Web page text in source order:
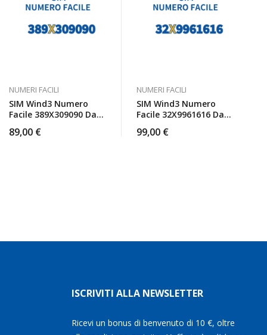
NUMERI FACILI
SIM Wind3 Numero
Facile 389X309090 Da
89,00 €
NUMERI FACILI
SIM Wind3 Numero
Facile 32X9961616 Da
99,00 €
ISCRIVITI ALLA NEWSLETTER
Ricevi un bonus di benvenuto di 10 €, oltre